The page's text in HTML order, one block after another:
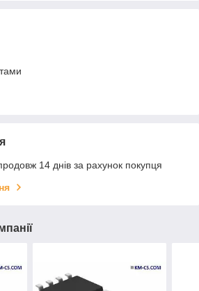
14 днів за рахунок покупця